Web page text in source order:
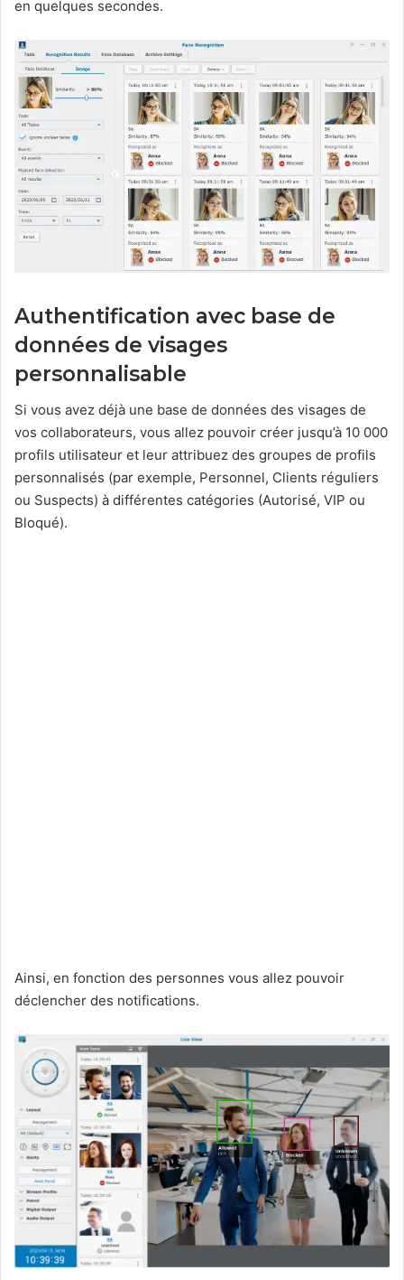
en quelques secondes.
Authentification avec base de
données de visages
personnalisable
Si vous avez déjà une base de données des visages de
vos collaborateurs, vous allez pouvoir créer jusqu’à 10 000
profils utilisateur et leur attribuez des groupes de profils
personnalisés (par exemple, Personnel, Clients réguliers
ou Suspects) à différentes catégories (Autorisé, VIP ou
Bloqué).
Ainsi, en fonction des personnes vous allez pouvoir
déclencher des notifications.